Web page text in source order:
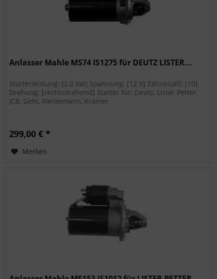
Anlasser Mahle MS74 IS1275 für DEUTZ LISTER...
Starterleistung: [2.0 kW] Spannung: [12 V] Zähnezahl: [10]
Drehung: [rechtsdrehend] Starter für: Deutz, Lister Petter,
JCB, Gehl, Weidemann, Kramer
299,00 € *
Merken